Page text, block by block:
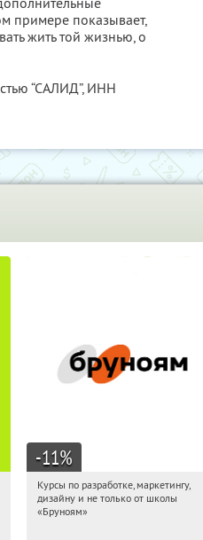
примере показывает,
жить той жизнью, о
“САЛИД”, ИНН
-11%
04:05:03
Получи первым!
Россия
Курсы по разработке, маркетингу,
дизайну и не только от школы
«Бруноям»